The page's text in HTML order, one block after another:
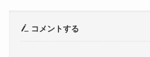
コメントする